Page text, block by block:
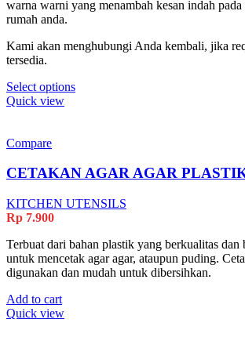
warna warni yang menambah kesan indah
rumah anda.
Kami akan menghubungi Anda kembali, jika
tersedia.
Select options
Quick view
Compare
CETAKAN AGAR AGAR
KITCHEN UTENSILS
Rp 7.900
Terbuat dari bahan plastik yang berkualitas dan
untuk mencetak agar agar, ataupun puding.
digunakan dan mudah untuk dibersihkan.
Add to cart
Quick view